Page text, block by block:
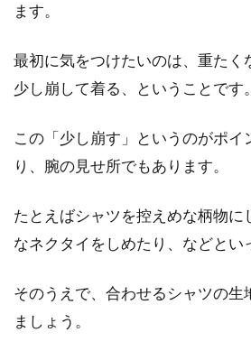
ガウンや部屋
ンドものなら嬉
ドもののガウンや部
言っ...
ジャケットの
ます。
最初に気をつけたいのは、重たく
少し崩して着る、ということです。
この「少し崩す」というのがポイ
り、腕の見せ所でもあります。
たとえばシャツを控えめな柄物に
なネクタイをしめたり、などとい
そのうえで、合わせるシャツの生
ましょう。